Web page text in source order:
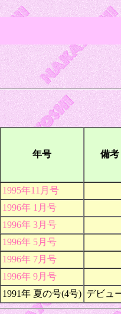
年号 備考
1995年11月号
1996年 1月号
1996年 3月号
1996年 5月号
1996年 7月号
1996年 9月号
1991年 夏の号(4号) デビュ